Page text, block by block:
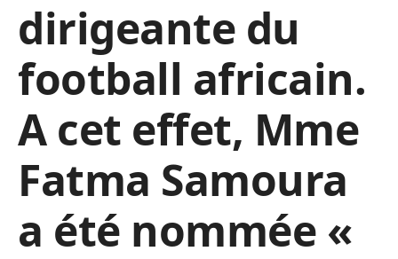
dirigeante du
football africain.
A cet effet, Mme
Fatma Samoura
a été nommée «